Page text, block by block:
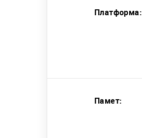
Платформа:
Памет: